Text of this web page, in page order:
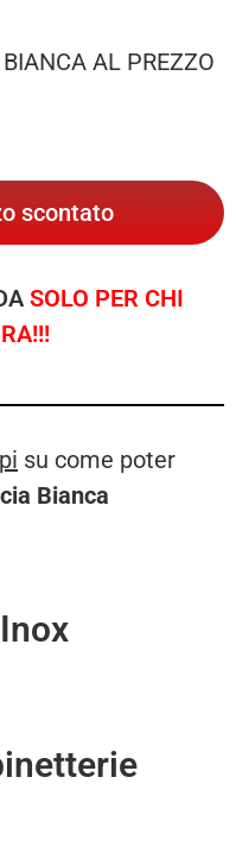
AL PREZZO
scontato
SOLO PER CHI
su come poter
Bianca